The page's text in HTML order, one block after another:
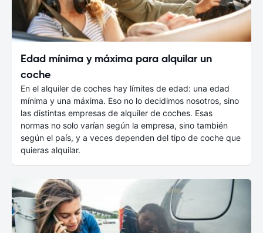
Edad mínima y máxima para alquilar un
coche
En el alquiler de coches hay límites de edad: una edad
mínima y una máxima. Eso no lo decidimos nosotros, sino
las distintas empresas de alquiler de coches. Esas
normas no solo varían según la empresa, sino también
según el país, y a veces dependen del tipo de coche que
quieras alquilar.